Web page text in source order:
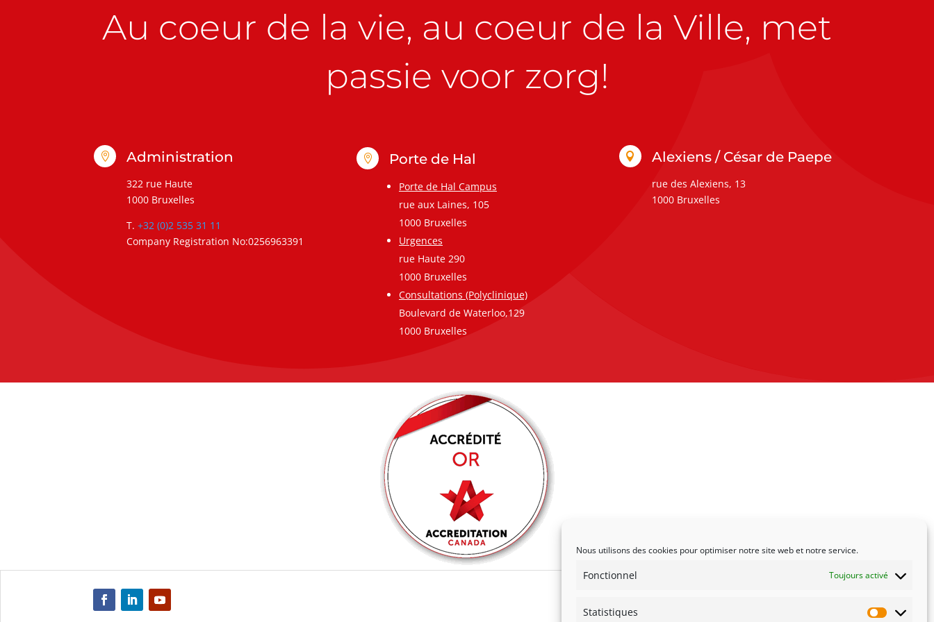
Nous utilisons des cookies pour optimiser notre site web et notre service.
Fonctionnel Toujours activé
Statistiques
Au coeur de la vie, au coeur de la Ville, met
passie voor zorg!
 Administration
322 rue Haute
1000 Bruxelles
T. +32 (0)2 535 31 11
Company Registration No:0256963391
 Porte de Hal
Porte de Hal Campus
rue aux Laines, 105
1000 Bruxelles
Urgences
rue Haute 290
1000 Bruxelles
Consultations (Polyclinique)
Boulevard de Waterloo,129
1000 Bruxelles
 Alexiens / César de Paepe
rue des Alexiens, 13
1000 Bruxelles